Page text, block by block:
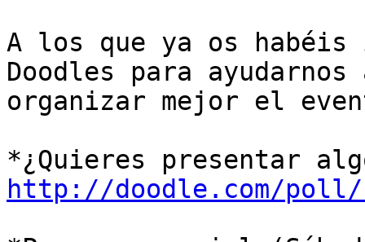
A los que ya os
Doodles para ayudarnos
organizar mejor el
http://doodle.com/poll/